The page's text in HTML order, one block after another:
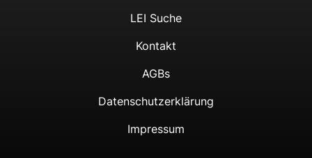
LEI Suche
Kontakt
AGBs
Datenschutzerklärung
Impressum